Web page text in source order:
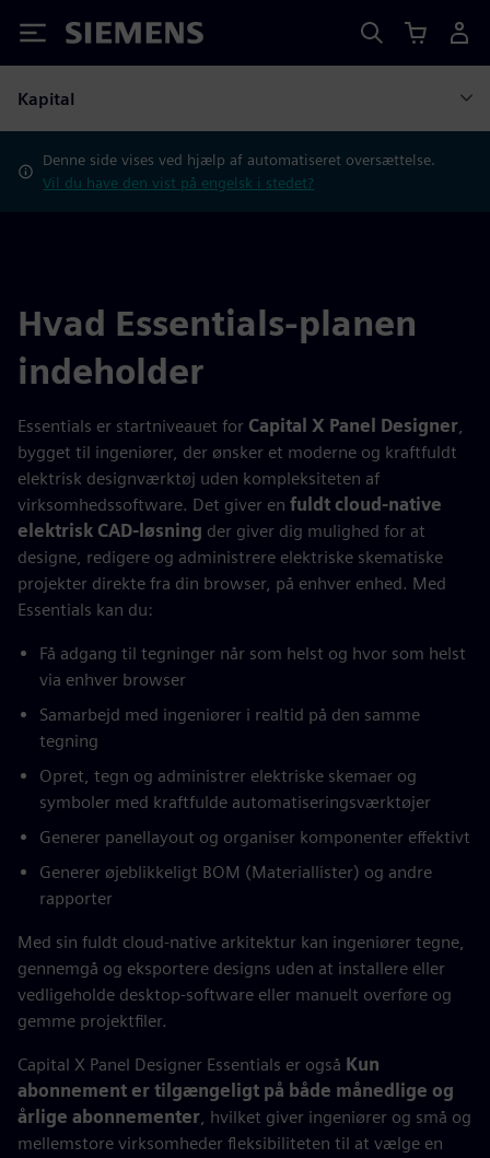
Siemens
Kapital
Denne side vises ved hjælp af automatiseret oversættelse.
Vil du have den vist på engelsk i stedet?
Hvad Essentials-planen
indeholder
Essentials er startniveauet for Capital X Panel Designer,
bygget til ingeniører, der ønsker et moderne og kraftfuldt
elektrisk designværktøj uden kompleksiteten af
virksomhedssoftware. Det giver en fuldt cloud-native
elektrisk CAD-løsning der giver dig mulighed for at
designe, redigere og administrere elektriske skematiske
projekter direkte fra din browser, på enhver enhed. Med
Essentials kan du:
Få adgang til tegninger når som helst og hvor som helst
via enhver browser
Samarbejd med ingeniører i realtid på den samme
tegning
Opret, tegn og administrer elektriske skemaer og
symboler med kraftfulde automatiseringsværktøjer
Generer panellayout og organiser komponenter effektivt
Generer øjeblikkeligt BOM (Materiallister) og andre
rapporter
Med sin fuldt cloud-native arkitektur kan ingeniører tegne,
gennemgå og eksportere designs uden at installere eller
vedligeholde desktop-software eller manuelt overføre og
gemme projektfiler.
Capital X Panel Designer Essentials er også Kun
abonnement er tilgængeligt på både månedlige og
årlige abonnementer, hvilket giver ingeniører og små og
mellemstore virksomheder fleksibiliteten til at vælge en